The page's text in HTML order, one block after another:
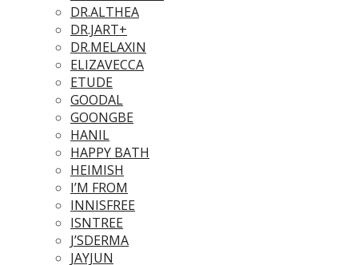
DR.ALTHEA
DR.JART+
DR.MELAXIN
ELIZAVECCA
ETUDE
GOODAL
GOONGBE
HANIL
HAPPY BATH
HEIMISH
I’M FROM
INNISFREE
ISNTREE
J’SDERMA
JAYJUN